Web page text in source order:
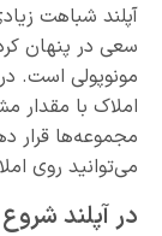
سعی در پنهان
مونوپولی است.
املاک با مقدار
مجموعه‌ها قرار
می‌توانید روی
در آپلند